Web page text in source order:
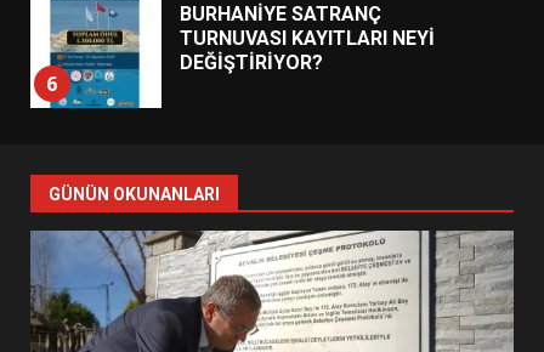
7
BURHANİYE BELEDİYESPOR’DA
YENİ YÖNETİM NASIL
ŞEKİLLENDİ?
1
HAREKETE GEÇİYOR: GÖZLER
BULUŞMADA
ESA 2026’DA TÜRK BAHARATI
GÜNÜN OKUNANLARI